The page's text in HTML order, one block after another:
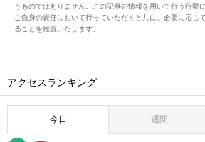
うものではありません。この記事の情報を用いて行う行動
ご自身の責任において行っていただくと共に、必要に応じ
ることを推奨いたします。
アクセスランキング
今日 週間